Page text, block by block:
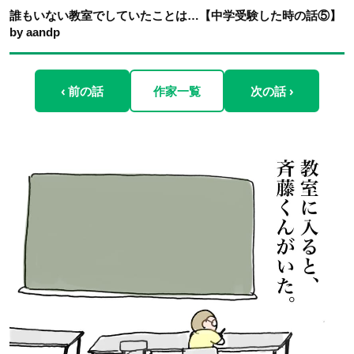
誰もいない教室でしていたことは…【中学受験した時の話⑤】
by aandp
‹ 前の話 作家一覧 次の話 ›